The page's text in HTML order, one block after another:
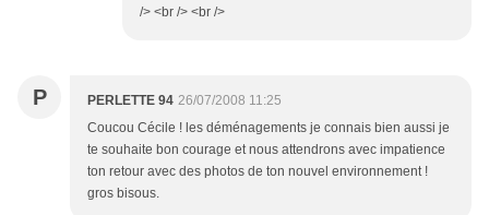
/> <br /> <br />
P PERLETTE 94 26/07/2008 11:25
Coucou Cécile ! les déménagements je connais bien aussi je
te souhaite bon courage et nous attendrons avec impatience
ton retour avec des photos de ton nouvel environnement !
gros bisous.